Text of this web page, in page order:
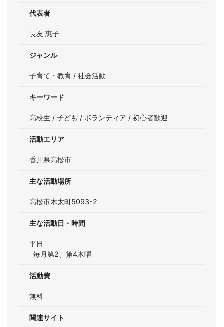
代表者
長友 惠子
ジャンル
子育て・教育 / 社会活動
キーワード
高校生 / 子ども / ボランティア / 初心者歓迎
活動エリア
香川県高松市
主な活動場所
高松市木太町5093-2
主な活動日・時間
平日
毎月第2、第4木曜
活動費
無料
関連サイト